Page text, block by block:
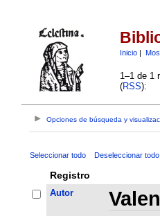
Inicio|
1–1 de 1
(RSS):
Opciones de búsqueda y
Seleccionar todo Deseleccionar todo
Registro
Autor